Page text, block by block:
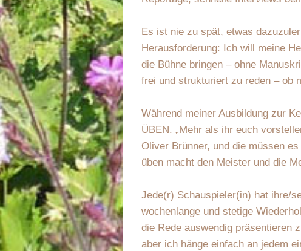
Es ist nie zu spät, etwas
Herausforderung: Ich will meine
die Bühne bringen – ohne
frei und strukturiert zu reden – ob
Während meiner Ausbildung zur
ÜBEN. „Mehr als ihr euch
Oliver Brünner, und die müssen
üben macht den Meister und die
Jede(r) Schauspieler(in) hat ihre/
wochenlange und stetige
die Rede auswendig präsentieren
aber ich hänge einfach an jedem